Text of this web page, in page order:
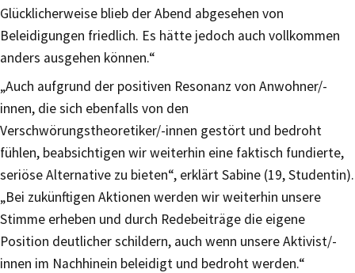
Glücklicherweise blieb der Abend abgesehen von
Beleidigungen friedlich. Es hätte jedoch auch vollkommen
anders ausgehen können.“
„Auch aufgrund der positiven Resonanz von Anwohner/-
innen, die sich ebenfalls von den
Verschwörungstheoretiker/-innen gestört und bedroht
fühlen, beabsichtigen wir weiterhin eine faktisch fundierte,
seriöse Alternative zu bieten“, erklärt Sabine (19, Studentin).
„Bei zukünftigen Aktionen werden wir weiterhin unsere
Stimme erheben und durch Redebeiträge die eigene
Position deutlicher schildern, auch wenn unsere Aktivist/-
innen im Nachhinein beleidigt und bedroht werden.“